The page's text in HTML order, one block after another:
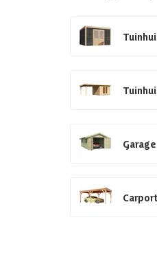
Garage
Carport